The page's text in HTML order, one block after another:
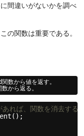
間違いがないかを調べ
の関数は重要である。
から値を返す。
ら返る。
れば、関数を消去する